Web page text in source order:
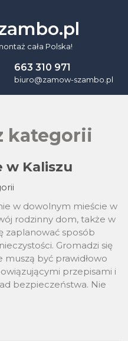
cała Polska!
663 310 971
biuro@zamow-szambo.pl
kategorii
w Kaliszu
w dowolnym mieście w
rodzinny dom, także w
zaplanować sposób
Gromadzi się
muszą być prawidłowo
przepisami i
bezpieczeństwa. Nie